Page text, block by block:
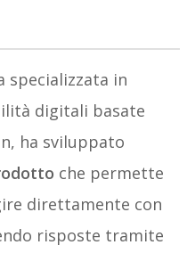
specializzata in
digitali basate
ha sviluppato
che permette
direttamente con
risposte tramite